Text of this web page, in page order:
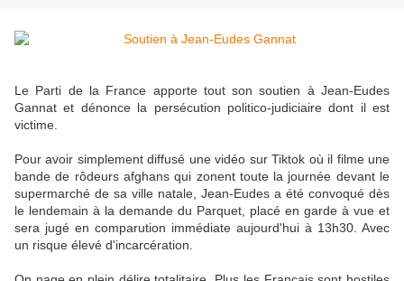
Le Parti de la France apporte tout son soutien à Jean-Eudes
Gannat et dénonce la persécution politico-judiciaire dont il est
victime.
Pour avoir simplement diffusé une vidéo sur Tiktok où il filme une
bande de rôdeurs afghans qui zonent toute la journée devant le
supermarché de sa ville natale, Jean-Eudes a été convoqué dès
le lendemain à la demande du Parquet, placé en garde à vue et
sera jugé en comparution immédiate aujourd'hui à 13h30. Avec
un risque élevé d'incarcération.